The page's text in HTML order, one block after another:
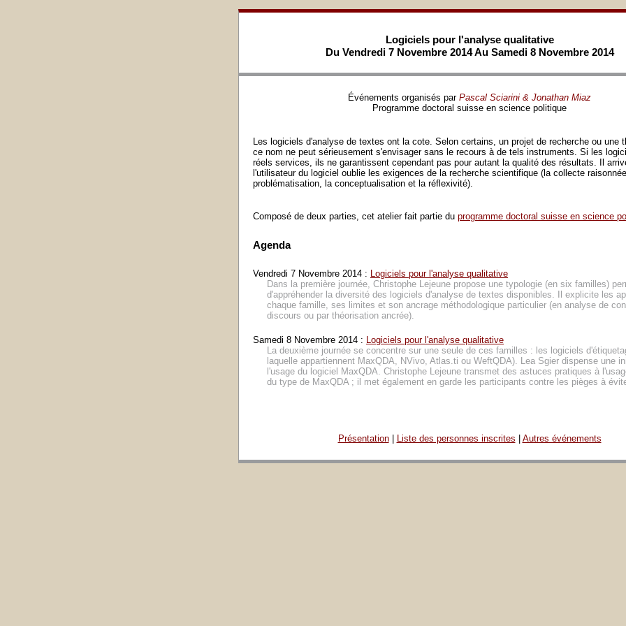
Logiciels pour l'analyse qualitative
Du Vendredi 7 Novembre 2014 Au Samedi 8 Novembre 2014
Événements organisés par Pascal Sciarini & Jonathan Miaz
Programme doctoral suisse en science politique
Les logiciels d'analyse de textes ont la cote. Selon certains, un projet de recherche ou une
ce nom ne peut sérieusement s'envisager sans le recours à de tels instruments. Si les
réels services, ils ne garantissent cependant pas pour autant la qualité des résultats. Il
l'utilisateur du logiciel oublie les exigences de la recherche scientifique (la collecte
problématisation, la conceptualisation et la réflexivité).
Composé de deux parties, cet atelier fait partie du programme doctoral suisse en science
Agenda
Vendredi 7 Novembre 2014 : Logiciels pour l'analyse qualitative
Dans la première journée, Christophe Lejeune propose une typologie (en six familles)
d'appréhender la diversité des logiciels d'analyse de textes disponibles. Il explicite les
chaque famille, ses limites et son ancrage méthodologique particulier (en analyse de
discours ou par théorisation ancrée).
Samedi 8 Novembre 2014 : Logiciels pour l'analyse qualitative
La deuxième journée se concentre sur une seule de ces familles : les logiciels
laquelle appartiennent MaxQDA, NVivo, Atlas.ti ou WeftQDA). Lea Sgier dispense une
l'usage du logiciel MaxQDA. Christophe Lejeune transmet des astuces pratiques à
du type de MaxQDA ; il met également en garde les participants contre les pièges à
Présentation| Liste des personnes inscrites Autres événements